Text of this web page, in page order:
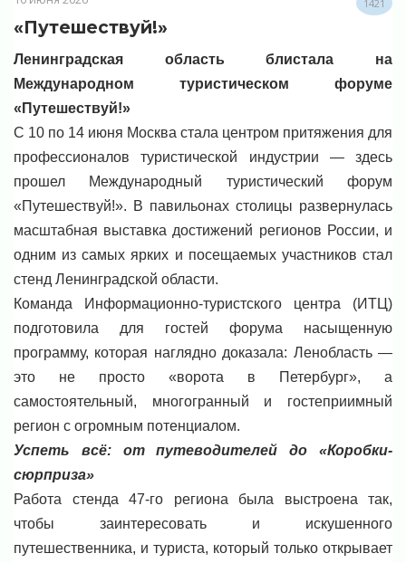
1421
«Путешествуй!»
Ленинградская область блистала на
Международном туристическом форуме
«Путешествуй!»
С 10 по 14 июня Москва стала центром притяжения для
профессионалов туристической индустрии — здесь
прошел Международный туристический форум
«Путешествуй!». В павильонах столицы развернулась
масштабная выставка достижений регионов России, и
одним из самых ярких и посещаемых участников стал
стенд Ленинградской области.
Команда Информационно-туристского центра (ИТЦ)
подготовила для гостей форума насыщенную
программу, которая наглядно доказала: Ленобласть —
это не просто «ворота в Петербург», а
самостоятельный, многогранный и гостеприимный
регион с огромным потенциалом.
Успеть всё: от путеводителей до «Коробки-
сюрприза»
Работа стенда 47-го региона была выстроена так,
чтобы заинтересовать и искушенного
путешественника, и туриста, который только открывает